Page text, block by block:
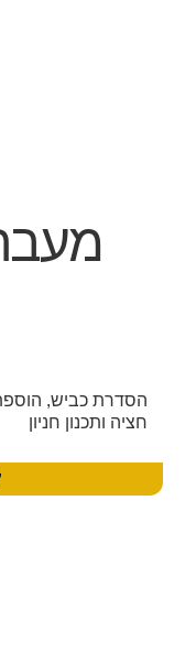
הסדרת כביש,
חציה ותכנון חניון